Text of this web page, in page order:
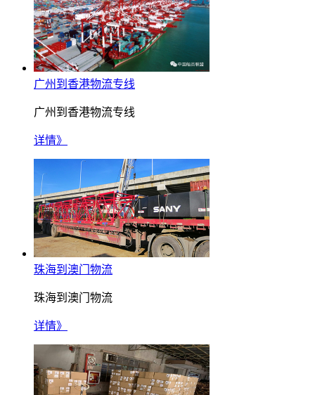
广州到香港物流专线
广州到香港物流专线
详情》
珠海到澳门物流
珠海到澳门物流
详情》